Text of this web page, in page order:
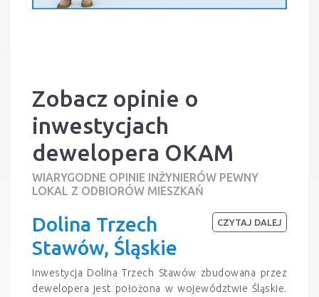
Zobacz opinie o
inwestycjach
dewelopera OKAM
WIARYGODNE OPINIE INŻYNIERÓW PEWNY
LOKAL Z ODBIORÓW MIESZKAŃ
Dolina Trzech
Stawów, Śląskie
Inwestycja Dolina Trzech Stawów zbudowana przez
dewelopera jest położona w województwie Śląskie.
CZYTAJ DALEJ